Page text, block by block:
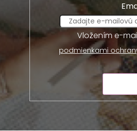
podmienkami